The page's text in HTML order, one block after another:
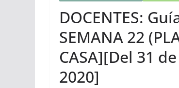
DOCENTES:
SEMANA 22
CASA][Del 31
2020]